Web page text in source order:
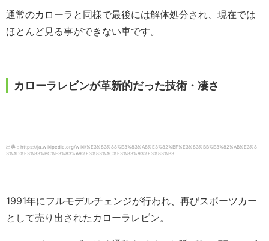
通常のカローラと同様で最後には解体処分され、現在では
ほとんど見る事ができない車です。
カローラレビンが革新的だった技術・凄さ
出典：https://ja.wikipedia.org/wiki/%E3%83%88%E3%83%A8%E3%82%BF%E3%83%BB%E3%82%AB%E3%8
3%AD%E3%83%BC%E3%83%A9%E3%83%AC%E3%83%93%E3%83%B3
1991年にフルモデルチェンジが行われ、再びスポーツカー
として売り出されたカローラレビン。